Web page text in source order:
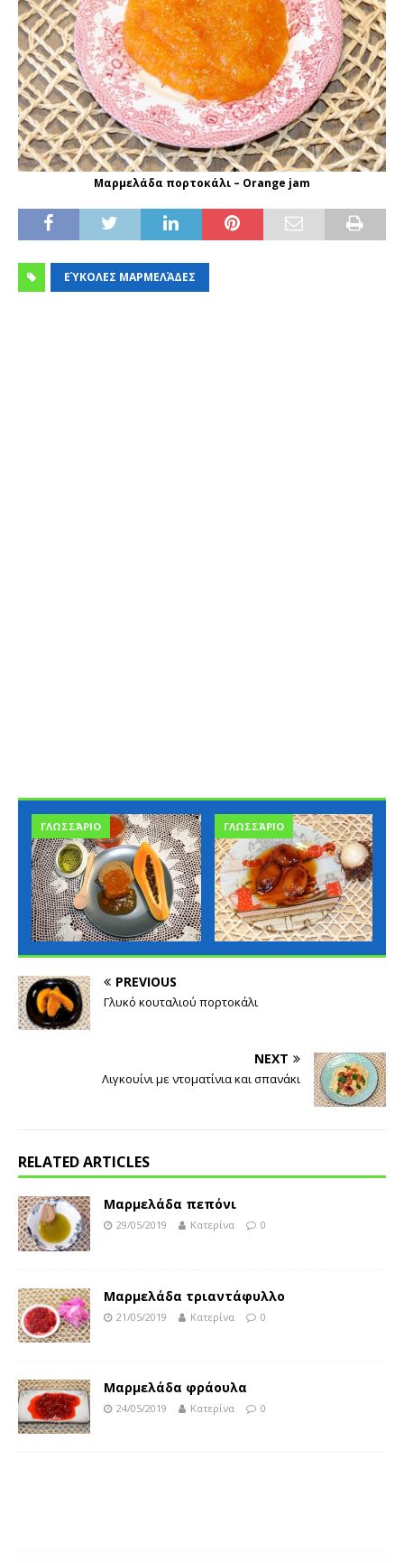
Μαρμελάδα πορτοκάλι – Orange jam
ΕΎΚΟΛΕΣ ΜΑΡΜΕΛΆΔΕΣ
ΓΛΩΣΣΆΡΙΟ ΓΛΩΣΣΆΡΙΟ
PREVIOUS
Γλυκό κουταλιού πορτοκάλι
NEXT
Λιγκουίνι με ντοματίνια και σπανάκι
RELATED ARTICLES
Μαρμελάδα πεπόνι
29/05/2019 Κατερίνα 0
Μαρμελάδα τριαντάφυλλο
21/05/2019 Κατερίνα 0
Μαρμελάδα φράουλα
24/05/2019 Κατερίνα 0